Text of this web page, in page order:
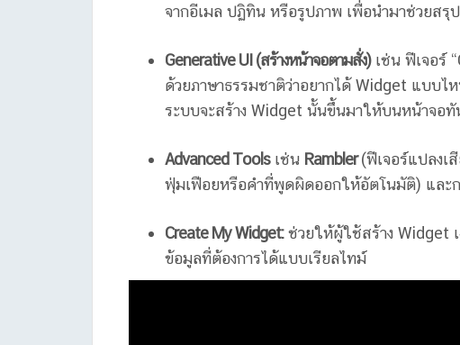
จากอีเมล ปฏิทิน หรือรูปภาพ เพื่อนำมาช่วยสรุ
Generative UI (สร้างหน้าจอตามสั่ง)เช่น ฟีเจอร์
ด้วยภาษาธรรมชาติว่าอยากได้ Widget แบบ
ระบบจะสร้าง Widget นั้นขึ้นมาให้บนหน้าจอ
Advanced Toolsเช่น Rambler(ฟีเจอร์แปลงเ
ฟุ่มเฟือยหรือคำที่พูดผิดออกให้อัตโนมัติ) และ
Create My Widget:ช่วยให้ผู้ใช้สร้าง Widget
ข้อมูลที่ต้องการได้แบบเรียลไทม์